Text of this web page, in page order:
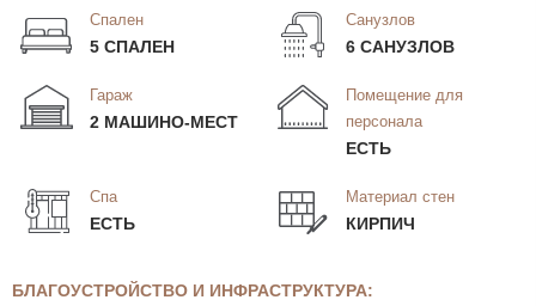
Спален
5 СПАЛЕН
Санузлов
6 САНУЗЛОВ
Гараж
2 МАШИНО-МЕСТ
Помещение для
персонала
ЕСТЬ
Спа
ЕСТЬ
Материал стен
КИРПИЧ
БЛАГОУСТРОЙСТВО И ИНФРАСТРУКТУРА: